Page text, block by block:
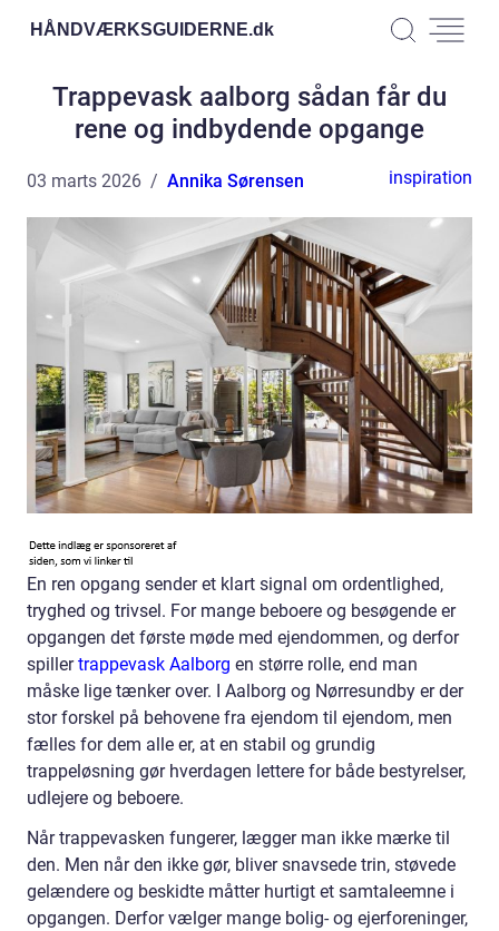
HÅNDVÆRKSGUIDERNE.dk
Trappevask aalborg sådan får du
rene og indbydende opgange
03 marts 2026 Annika Sørensen inspiration
En ren opgang sender et klart signal om ordentlighed,
tryghed og trivsel. For mange beboere og besøgende er
opgangen det første møde med ejendommen, og derfor
spillertrappevask Aalborg en større rolle, end man
måske lige tænker over. I Aalborg og Nørresundby er der
stor forskel på behovene fra ejendom til ejendom, men
fælles for dem alle er, at en stabil og grundig
trappeløsning gør hverdagen lettere for både bestyrelser,
udlejere og beboere.
Når trappevasken fungerer, lægger man ikke mærke til
den. Men når den ikke gør, bliver snavsede trin, støvede
gelændere og beskidte måtter hurtigt et samtaleemne i
opgangen. Derfor vælger mange bolig- og ejerforeninger,